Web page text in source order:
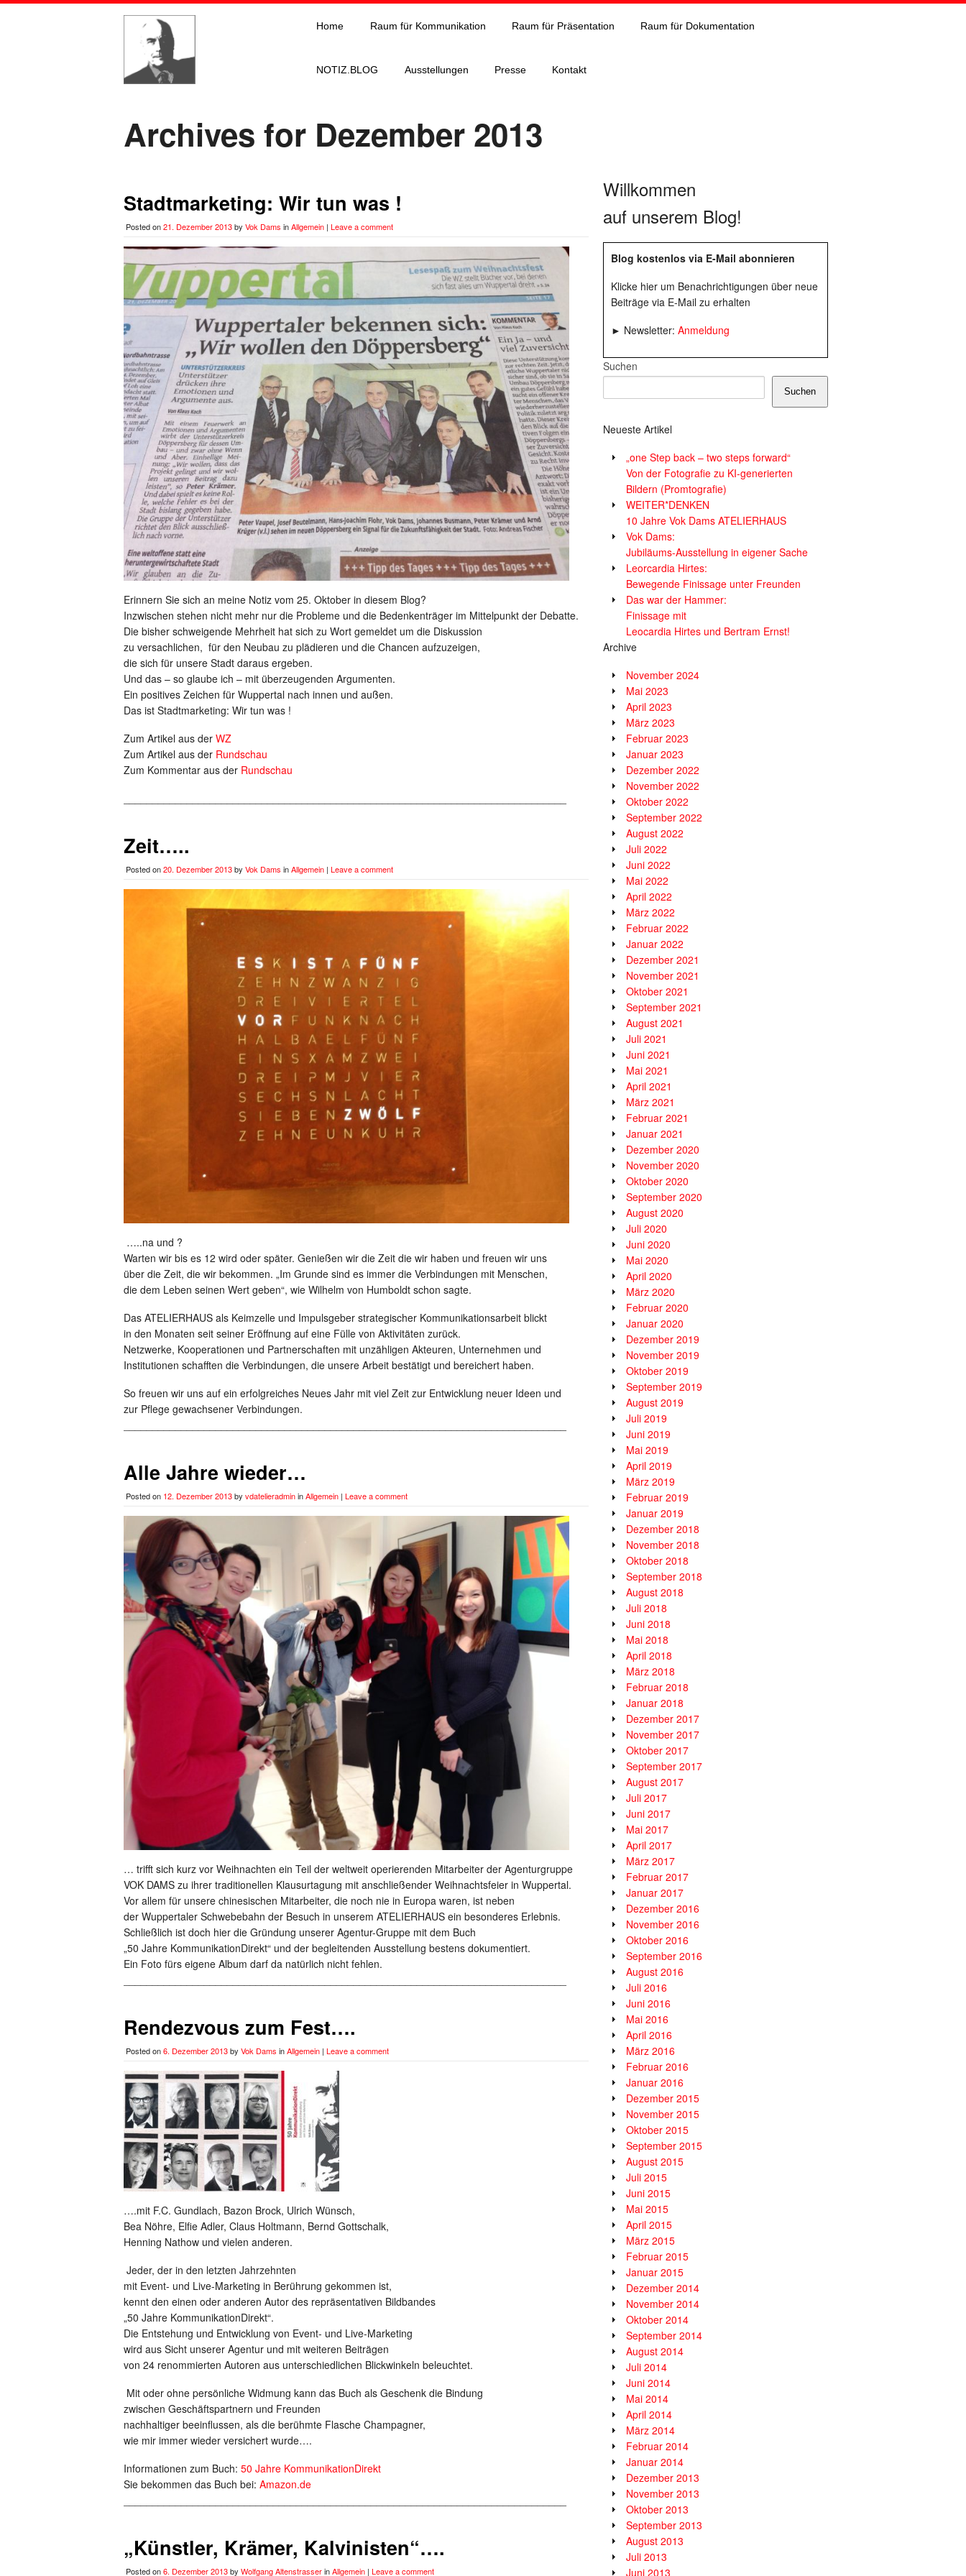
Home Raum für Kommunikation Raum für Präsentation Raum für Dokumentation
NOTIZ.BLOG Ausstellungen Presse Kontakt
Archives for Dezember 2013
Stadtmarketing: Wir tun was !
Posted on21. Dezember 2013by Vok Dams inAllgemein | Leave a comment
Erinnern Sie sich an meine Notiz vom 25. Oktober in diesem Blog?
Inzwischen stehen nicht mehr nur die Probleme und die Bedenkenträger im Mittelpunkt der Debatte.
Die bisher schweigende Mehrheit hat sich zu Wort gemeldet um die Diskussion
zu versachlichen, für den Neubau zu plädieren und die Chancen aufzuzeigen,
die sich für unsere Stadt daraus ergeben.
Und das – so glaube ich – mit überzeugenden Argumenten.
Ein positives Zeichen für Wuppertal nach innen und außen.
Das ist Stadtmarketing: Wir tun was !
Zum Artikel aus der WZ
Zum Artikel aus der Rundschau
Zum Kommentar aus der Rundschau
Zeit…..
Posted on20. Dezember 2013by Vok Dams inAllgemein | Leave a comment
…..na und ?
Warten wir bis es 12 wird oder später. Genießen wir die Zeit die wir haben und freuen wir uns
über die Zeit, die wir bekommen. „Im Grunde sind es immer die Verbindungen mit Menschen,
die dem Leben seinen Wert geben“, wie Wilhelm von Humboldt schon sagte.
Das ATELIERHAUS als Keimzelle und Impulsgeber strategischer Kommunikationsarbeit blickt
in den Monaten seit seiner Eröffnung auf eine Fülle von Aktivitäten zurück.
Netzwerke, Kooperationen und Partnerschaften mit unzähligen Akteuren, Unternehmen und
Institutionen schafften die Verbindungen, die unsere Arbeit bestätigt und bereichert haben.
So freuen wir uns auf ein erfolgreiches Neues Jahr mit viel Zeit zur Entwicklung neuer Ideen und
zur Pflege gewachsener Verbindungen.
Alle Jahre wieder…
Posted on 12. Dezember 2013by vdatelieradmininAllgemein | Leave a comment
… trifft sich kurz vor Weihnachten ein Teil der weltweit operierenden Mitarbeiter der Agenturgruppe
VOK DAMS zu ihrer traditionellen Klausurtagung mit anschließender Weihnachtsfeier in Wuppertal.
Vor allem für unsere chinesischen Mitarbeiter, die noch nie in Europa waren, ist neben
der Wuppertaler Schwebebahn der Besuch in unserem ATELIERHAUS ein besonderes Erlebnis.
Schließlich ist doch hier die Gründung unserer Agentur-Gruppe mit dem Buch
„50 Jahre KommunikationDirekt“ und der begleitenden Ausstellung bestens dokumentiert.
Ein Foto fürs eigene Album darf da natürlich nicht fehlen.
Rendezvous zum Fest….
Posted on6. Dezember 2013by Vok Dams inAllgemein | Leave a comment
….mit F.C. Gundlach, Bazon Brock, Ulrich Wünsch,
Bea Nöhre, Elfie Adler, Claus Holtmann, Bernd Gottschalk,
Henning Nathow und vielen anderen.
Jeder, der in den letzten Jahrzehnten
mit Event- und Live-Marketing in Berührung gekommen ist,
kennt den einen oder anderen Autor des repräsentativen Bildbandes
„50 Jahre KommunikationDirekt“.
Die Entstehung und Entwicklung von Event- und Live-Marketing
wird aus Sicht unserer Agentur und mit weiteren Beiträgen
von 24 renommierten Autoren aus unterschiedlichen Blickwinkeln beleuchtet.
Mit oder ohne persönliche Widmung kann das Buch als Geschenk die Bindung
zwischen Geschäftspartnern und Freunden
nachhaltiger beeinflussen, als die berühmte Flasche Champagner,
wie mir immer wieder versichert wurde….
Informationen zum Buch: 50 Jahre KommunikationDirekt
Sie bekommen das Buch bei: Amazon.de
„Künstler, Krämer, Kalvinisten“….
Posted on6. Dezember 2013by Wolfgang AltenstrasserinAllgemein | Leave a comment
Willkommen
auf unserem Blog!
Blog kostenlos via E-Mail abonnieren
Klicke hier um Benachrichtigungen über neue
Beiträge via E-Mail zu erhalten
► Newsletter: Anmeldung
Suchen
Suchen
Neueste Artikel
„one Step back – two steps forward“
Von der Fotografie zu KI-generierten
Bildern (Promtografie)
WEITER*DENKEN
10 Jahre Vok Dams ATELIERHAUS
Vok Dams:
Jubiläums-Ausstellung in eigener Sache
Leorcardia Hirtes:
Bewegende Finissage unter Freunden
Das war der Hammer:
Finissage mit
Leocardia Hirtes und Bertram Ernst!
Archive
November 2024
Mai 2023
April 2023
März 2023
Februar 2023
Januar 2023
Dezember 2022
November 2022
Oktober 2022
September 2022
August 2022
Juli 2022
Juni 2022
Mai 2022
April 2022
März 2022
Februar 2022
Januar 2022
Dezember 2021
November 2021
Oktober 2021
September 2021
August 2021
Juli 2021
Juni 2021
Mai 2021
April 2021
März 2021
Februar 2021
Januar 2021
Dezember 2020
November 2020
Oktober 2020
September 2020
August 2020
Juli 2020
Juni 2020
Mai 2020
April 2020
März 2020
Februar 2020
Januar 2020
Dezember 2019
November 2019
Oktober 2019
September 2019
August 2019
Juli 2019
Juni 2019
Mai 2019
April 2019
März 2019
Februar 2019
Januar 2019
Dezember 2018
November 2018
Oktober 2018
September 2018
August 2018
Juli 2018
Juni 2018
Mai 2018
April 2018
März 2018
Februar 2018
Januar 2018
Dezember 2017
November 2017
Oktober 2017
September 2017
August 2017
Juli 2017
Juni 2017
Mai 2017
April 2017
März 2017
Februar 2017
Januar 2017
Dezember 2016
November 2016
Oktober 2016
September 2016
August 2016
Juli 2016
Juni 2016
Mai 2016
April 2016
März 2016
Februar 2016
Januar 2016
Dezember 2015
November 2015
Oktober 2015
September 2015
August 2015
Juli 2015
Juni 2015
Mai 2015
April 2015
März 2015
Februar 2015
Januar 2015
Dezember 2014
November 2014
Oktober 2014
September 2014
August 2014
Juli 2014
Juni 2014
Mai 2014
April 2014
März 2014
Februar 2014
Januar 2014
Dezember 2013
November 2013
Oktober 2013
September 2013
August 2013
Juli 2013
Juni 2013